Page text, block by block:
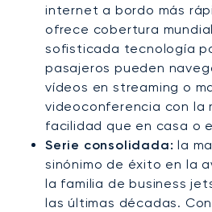
internet a bordo más
ofrece cobertura
sofisticada tecnología
pasajeros pueden
vídeos en streaming o
videoconferencia con la
facilidad que en casa o
Serie consolidada: la
sinónimo de éxito en la
la familia de business
las últimas décadas.